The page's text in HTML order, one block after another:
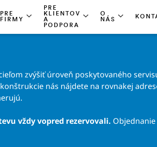
PRE
FIRMY
PRE
KLIENTOV
A
PODPORA
O
NÁS
zvýšiť úroveň poskytovaného
nás nájdete na rovnakej
vždy vopred rezervovali.